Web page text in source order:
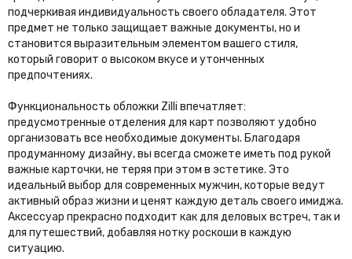
подчеркивая индивидуальность своего обладателя. Этот
предмет не только защищает важные документы, но и
становится выразительным элементом вашего стиля,
который говорит о высоком вкусе и утонченных
предпочтениях.
Функциональность обложки Zilli впечатляет:
предусмотренные отделения для карт позволяют удобно
организовать все необходимые документы. Благодаря
продуманному дизайну, вы всегда сможете иметь под рукой
важные карточки, не теряя при этом в эстетике. Это
идеальный выбор для современных мужчин, которые ведут
активный образ жизни и ценят каждую деталь своего имиджа.
Аксессуар прекрасно подходит как для деловых встреч, так и
для путешествий, добавляя нотку роскоши в каждую
ситуацию.